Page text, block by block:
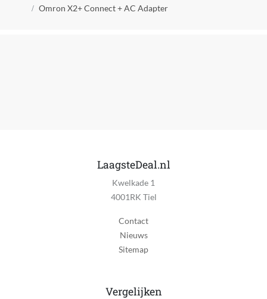
Kruimelpad
Omron X2+ Connect + AC Adapter
LaagsteDeal.nl
Kwelkade 1
4001RK Tiel
Contact
Nieuws
Sitemap
Vergelijken